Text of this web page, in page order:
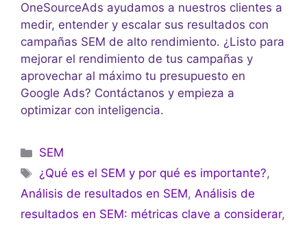
OneSourceAds ayudamos a nuestros clientes a
medir, entender y escalar sus resultados con
campañas SEM de alto rendimiento. ¿Listo para
mejorar el rendimiento de tus campañas y
aprovechar al máximo tu presupuesto en
Google Ads? Contáctanos y empieza a
optimizar con inteligencia.
SEM
¿Qué es el SEM y por qué es importante?,
Análisis de resultados en SEM, Análisis de
resultados en SEM: métricas clave a considerar,